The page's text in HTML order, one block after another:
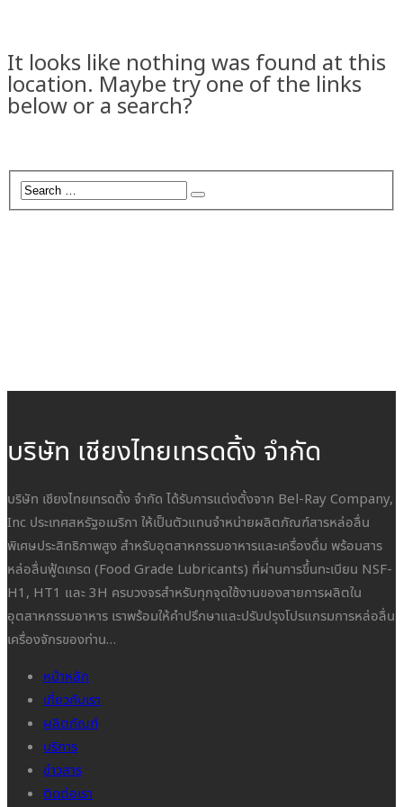
It looks like nothing was found at this
location. Maybe try one of the links
below or a search?
บริษัท เชียงไทยเทรดดิ้ง จำกัด
บริษัท เชียงไทยเทรดดิ้ง จำกัด ได้รับการแต่งตั้งจาก Bel-Ray Company,
Inc ประเทศสหรัฐอเมริกา ให้เป็นตัวแทนจำหน่ายผลิตภัณฑ์สารหล่อลื่น
พิเศษประสิทธิภาพสูง สำหรับอุตสาหกรรมอาหารและเครื่องดื่ม พร้อมสาร
หล่อลื่นฟู้ดเกรด (Food Grade Lubricants) ที่ผ่านการขึ้นทะเบียน NSF-
H1, HT1 และ 3H ครบวงจรสำหรับทุกจุดใช้งานของสายการผลิตใน
อุตสาหกรรมอาหาร เราพร้อมให้คำปรึกษาและปรับปรุงโปรแกรมการหล่อลื่น
เครื่องจักรของท่าน…
หน้าหลัก
เกี่ยวกับเรา
ผลิตภัณฑ์
บริการ
ข่าวสาร
ติดต่อเรา